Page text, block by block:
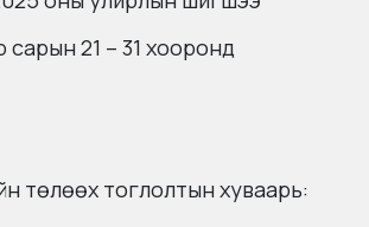
сарын 21 – 31 хооронд
төлөөх тоглолтын хуваарь: